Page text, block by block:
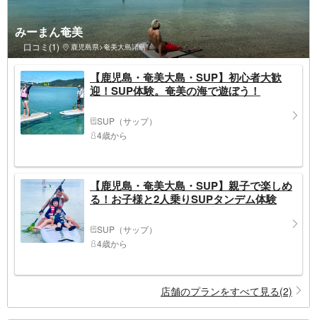
みーまん奄美
口コミ(1) 鹿児島県>奄美大島諸島
【鹿児島・奄美大島・SUP】初心者大歓
迎！SUP体験。奄美の海で遊ぼう！
SUP（サップ）
4歳から
【鹿児島・奄美大島・SUP】親子で楽しめ
る！お子様と2人乗りSUPタンデム体験
SUP（サップ）
4歳から
店舗のプランをすべて見る(2)